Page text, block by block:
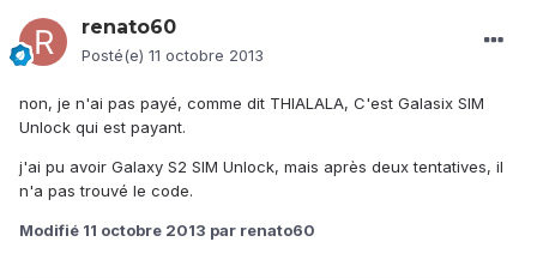
renato60
Posté(e) 11 octobre 2013
non, je n'ai pas payé, comme dit THIALALA, C'est Galasix SIM
Unlock qui est payant.
j'ai pu avoir Galaxy S2 SIM Unlock, mais après deux tentatives, il
n'a pas trouvé le code.
Modifié 11 octobre 2013 par renato60